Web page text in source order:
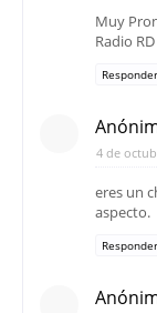
Muy
Radio RD
Responder
4 de
eres un
aspecto.
Responder